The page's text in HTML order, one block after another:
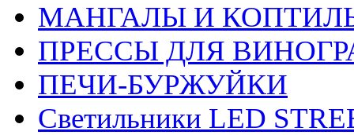
МАНГАЛЫ И
ПРЕССЫ ДЛЯ
ПЕЧИ-БУРЖУЙКИ
Светильники LED